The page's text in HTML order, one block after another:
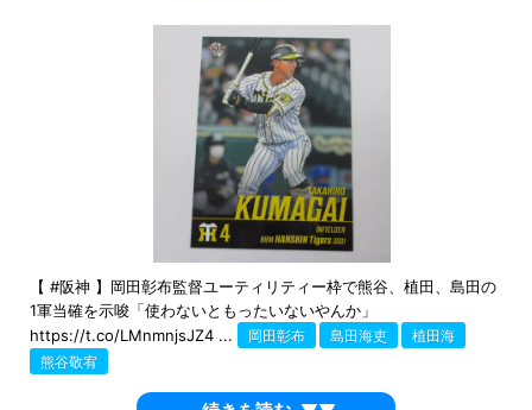
【 #阪神 】岡田彰布監督ユーティリティー枠で熊谷、植田、島田の
1軍当確を示唆「使わないともったいないやんか」
https://t.co/LMnmnjsJZ4 ...
岡田彰布 島田海吏
植田海
熊谷敬宥